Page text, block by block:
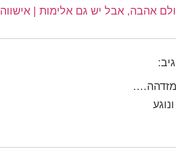
אהבה, אבל יש גם אלימות | אישווה